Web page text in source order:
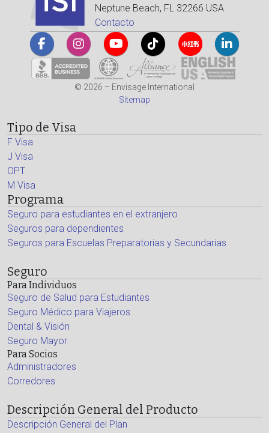
Neptune Beach, FL 32266 USA
Contacto
© 2026 – Envisage International
Sitemap
Tipo de Visa
F Visa
J Visa
OPT
M Visa
Programa
Seguro para estudiantes en el extranjero
Seguros para dependientes
Seguros para Escuelas Preparatorias y Secundarias
Seguro
Para Individuos
Seguro de Salud para Estudiantes
Seguro Médico para Viajeros
Dental & Visión
Seguro Mayor
Para Socios
Administradores
Corredores
Descripción General del Producto
Descripción General del Plan